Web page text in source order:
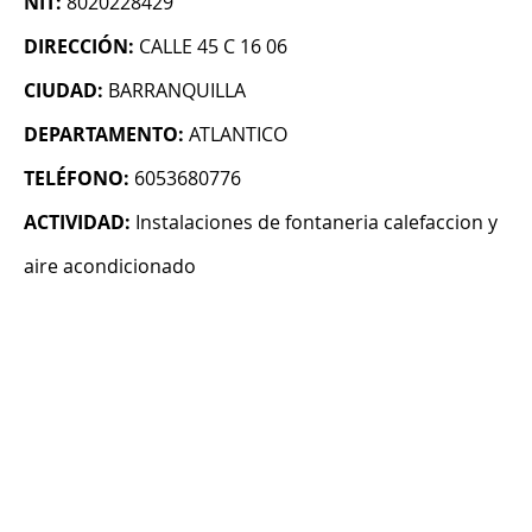
DIRECCIÓN: CALLE 45 C 16 06
CIUDAD: BARRANQUILLA
DEPARTAMENTO: ATLANTICO
TELÉFONO: 6053680776
ACTIVIDAD: Instalaciones de fontaneria calefaccion y
aire acondicionado